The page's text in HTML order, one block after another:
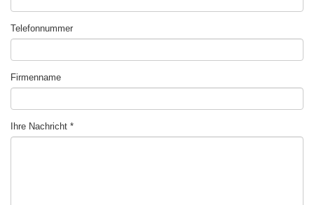
Telefonnummer
Firmenname
Ihre Nachricht